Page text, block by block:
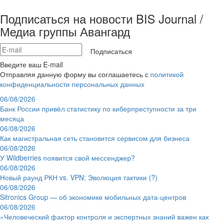
Подписаться на новости BIS Journal /
Медиа группы Авангард
Подписаться
Введите ваш E-mail
Отправляя данную форму вы соглашаетесь с политикой
конфиденциальности персональных данных
06/08/2026
Банк России привёл статистику по киберпреступности за три
месяца
06/08/2026
Как магистральная сеть становится сервисом для бизнеса
06/08/2026
У Wildberries появится свой мессенджер?
06/08/2026
Новый раунд РКН vs. VPN: Эволюция тактики (?)
06/08/2026
Sitronics Group — об экономике мобильных дата-центров
06/08/2026
«Человеческий фактор контроля и экспертных знаний важен как